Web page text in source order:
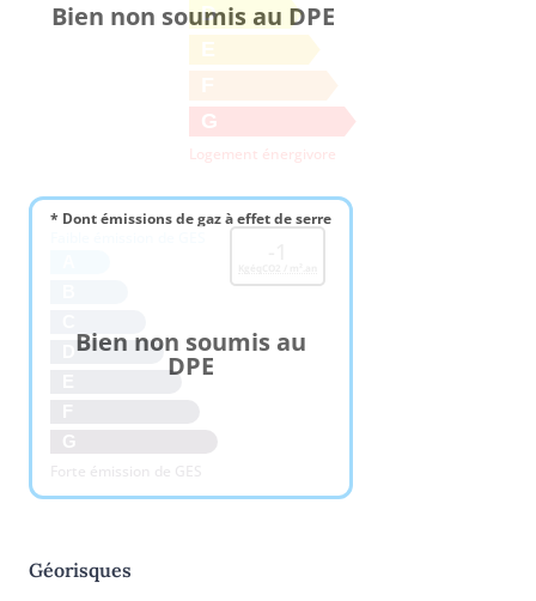
D
E
G
Logement énergivore
Bien non soumis au DPE
* Dont émissions de gaz à effet de serre
G
Forte émission de GES
Bien non soumis au
DPE
Géorisques